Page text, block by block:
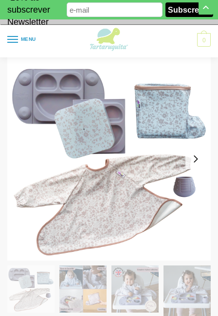
subscrever
Newsletter
MENU 0